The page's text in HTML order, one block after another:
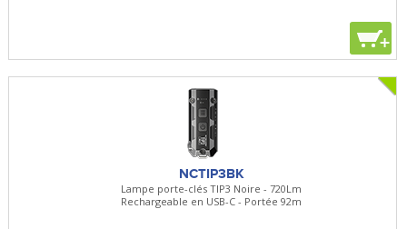
+
NCTIP3BK
Lampe porte-clés TIP3 Noire - 720Lm
Rechargeable en USB-C - Portée 92m